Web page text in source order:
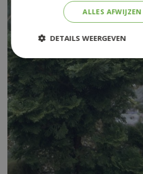
ALLES AFWIJZEN
DETAILS WEERGEVEN